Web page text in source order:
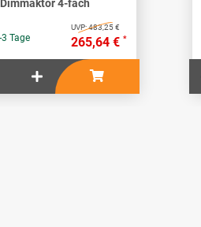
4-fach
3 Tage
UVP:483,25 €
265,64 € *